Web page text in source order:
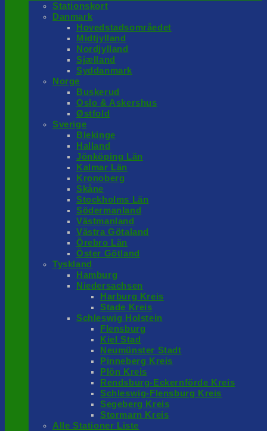
Stationskort
Danmark
Hovedstadsområedet
Midtjylland
Nordjylland
Sjælland
Syddanmark
Norge
Buskerud
Oslo & Askershus
Østfold
Sverige
Blekinge
Halland
Jönköping Län
Kalmar Län
Kronoberg
Skåne
Stockholms Län
Södermanland
Västmanland
Västra Götaland
Örebro Län
Öster Götland
Tyskland
Hamburg
Niedersachsen
Harburg Kreis
Stade Kreis
Schleswig Holstein
Flensburg
Kiel Stad
Neumünster Stadt
Pinneberg Kreis
Plön Kreis
Rendsburg-Eckernförde Kreis
Schleswig-Flensburg Kreis
Segeberg Kreis
Stormarn Kreis
Alle Stationer Liste